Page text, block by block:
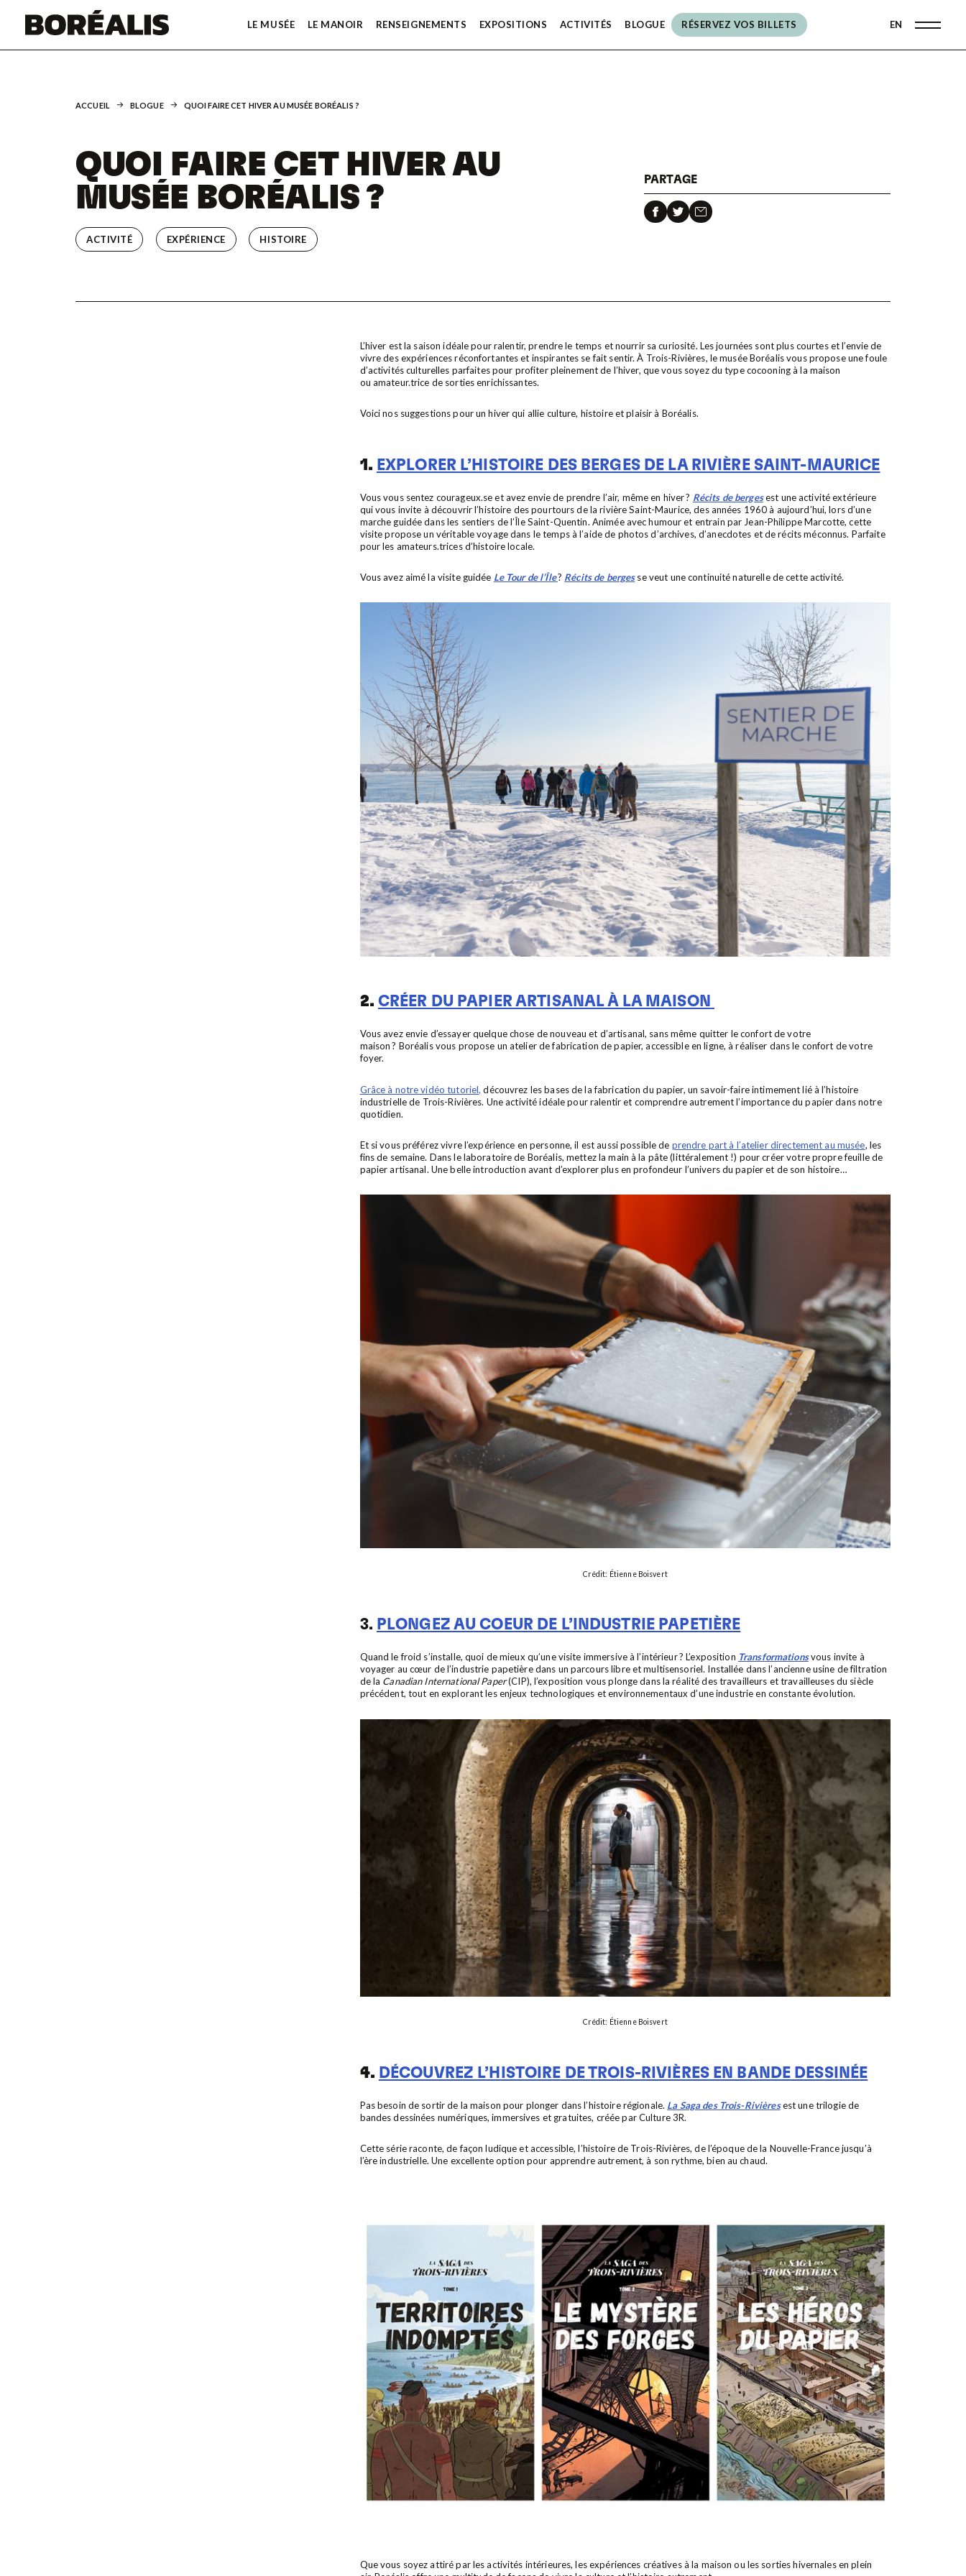
LE MUSÉE LE MANOIR RENSEIGNEMENTS EXPOSITIONS ACTIVITÉS BLOGUE RÉSERVEZ VOS BILLETS
RÉSERVEZ VOS BILLETS
EN
ACCUEIL BLOGUE QUOI FAIRE CET HIVER AU MUSÉE BORÉALIS ?
QUOI FAIRE CET HIVER AU
MUSÉE BORÉALIS ?
ACTIVITÉ EXPÉRIENCE HISTOIRE
PARTAGE
L’hiver est la saison idéale pour ralentir, prendre le temps et nourrir sa curiosité. Les journées sont plus courtes et l’envie de
vivre des expériences réconfortantes et inspirantes se fait sentir. À Trois-Rivières, le musée Boréalis vous propose une foule
d’activités culturelles parfaites pour profiter pleinement de l’hiver, que vous soyez du type cocooning à la maison
ou amateur.trice de sorties enrichissantes.
Voici nos suggestions pour un hiver qui allie culture, histoire et plaisir à Boréalis.
1. EXPLORER L’HISTOIRE DES BERGES DE LA RIVIÈRE SAINT-MAURICE
Vous vous sentez courageux.se et avez envie de prendre l’air, même en hiver ? Récits de bergesest une activité extérieure
qui vous invite à découvrir l’histoire des pourtours de la rivière Saint-Maurice, des années 1960 à aujourd’hui, lors d’une
marche guidée dans les sentiers de l’Île Saint-Quentin. Animée avec humour et entrain par Jean-Philippe Marcotte, cette
visite propose un véritable voyage dans le temps à l’aide de photos d’archives, d’anecdotes et de récits méconnus. Parfaite
pour les amateurs.trices d’histoire locale.
Vous avez aimé la visite guidée Le Tour de l’Île? Récits de bergesse veut une continuité naturelle de cette activité.
2. CRÉER DU PAPIER ARTISANAL À LA MAISON
Vous avez envie d’essayer quelque chose de nouveau et d’artisanal, sans même quitter le confort de votre
maison ? Boréalis vous propose un atelier de fabrication de papier, accessible en ligne, à réaliser dans le confort de votre
foyer.
Grâce à notre vidéo tutoriel, découvrez les bases de la fabrication du papier, un savoir-faire intimement lié à l’histoire
industrielle de Trois-Rivières. Une activité idéale pour ralentir et comprendre autrement l’importance du papier dans notre
quotidien.
Et si vous préférez vivre l’expérience en personne, il est aussi possible de prendre part à l’atelier directement au musée, les
fins de semaine. Dans le laboratoire de Boréalis, mettez la main à la pâte (littéralement !) pour créer votre propre feuille de
papier artisanal. Une belle introduction avant d’explorer plus en profondeur l’univers du papier et de son histoire…
Crédit: Étienne Boisvert
3. PLONGEZ AU COEUR DE L’INDUSTRIE PAPETIÈRE
Quand le froid s’installe, quoi de mieux qu’une visite immersive à l’intérieur ? L’exposition Transformationsvous invite à
voyager au cœur de l’industrie papetière dans un parcours libre et multisensoriel. Installée dans l’ancienne usine de filtration
de la Canadian International Paper(CIP), l’exposition vous plonge dans la réalité des travailleurs et travailleuses du siècle
précédent, tout en explorant les enjeux technologiques et environnementaux d’une industrie en constante évolution.
Crédit: Étienne Boisvert
4. DÉCOUVREZ L’HISTOIRE DE TROIS-RIVIÈRES EN BANDE DESSINÉE
Pas besoin de sortir de la maison pour plonger dans l’histoire régionale. La Saga des Trois-Rivièresest une trilogie de
bandes dessinées numériques, immersives et gratuites, créée par Culture 3R.
Cette série raconte, de façon ludique et accessible, l’histoire de Trois-Rivières, de l’époque de la Nouvelle-France jusqu’à
l’ère industrielle. Une excellente option pour apprendre autrement, à son rythme, bien au chaud.
Que vous soyez attiré par les activités intérieures, les expériences créatives à la maison ou les sorties hivernales en plein